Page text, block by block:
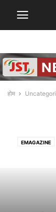
होम
EMAGAZINE